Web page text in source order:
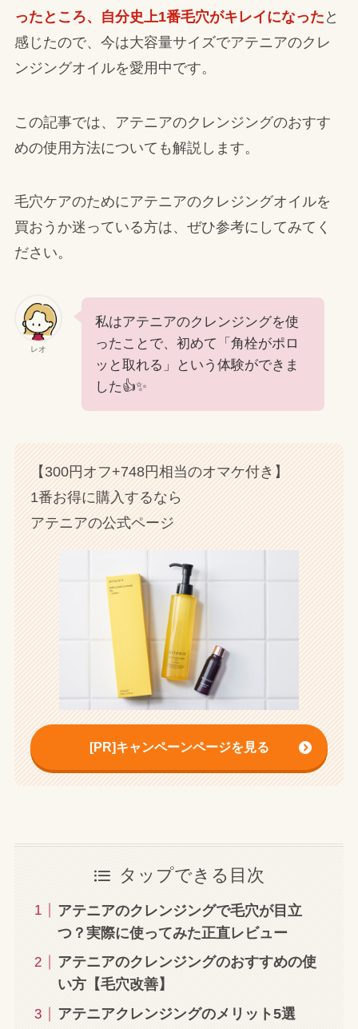
ったところ、自分史上1番毛穴がキレイになった と
感じたので、今は大容量サイズでアテニアのクレ
ンジングオイルを愛用中です。
この記事では、アテニアのクレンジングのおすす
めの使用方法についても解説します。
毛穴ケアのためにアテニアのクレジングオイルを
買おうか迷っている方は、ぜひ参考にしてみてく
ださい。
レオ
私はアテニアのクレンジングを使
ったことで、初めて「角栓がポロ
ッと取れる」という体験ができま
した👍✨
【300円オフ+748円相当のオマケ付き】
1番お得に購入するなら
アテニアの公式ページ
[PR]キャンペーンページを見る
タップできる目次
アテニアのクレンジングで毛穴が目立
つ？実際に使ってみた正直レビュー
アテニアのクレンジングのおすすめの使
い方【毛穴改善】
アテニアクレンジングのメリット5選